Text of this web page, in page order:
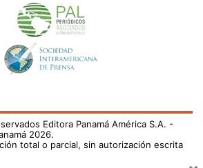
Editora Panamá América S.A. -
2026.
total o parcial, sin autorización escrita